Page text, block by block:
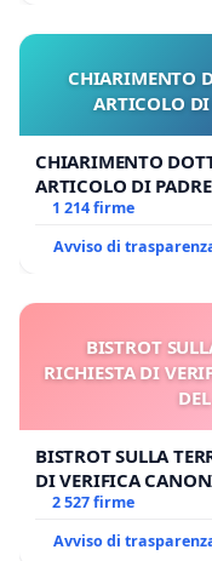
CHIARIMENTO
ARTICOLO
CHIARIMENTO
ARTICOLO DI
1 214 firme
Avviso di
BISTROT
RICHIESTA DI
BISTROT SULLA
DI VERIFICA
GAMBETTI
2 527 firme
Avviso di